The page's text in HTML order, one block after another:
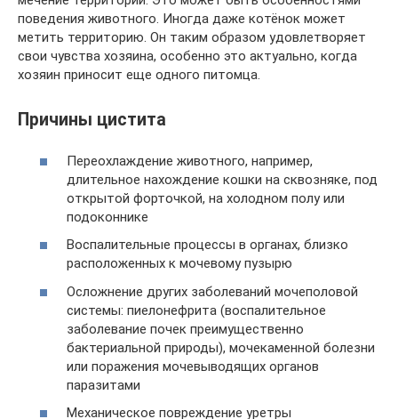
поведения животного. Иногда даже котёнок может
метить территорию. Он таким образом удовлетворяет
свои чувства хозяина, особенно это актуально, когда
хозяин приносит еще одного питомца.
Причины цистита
Переохлаждение животного, например,
длительное нахождение кошки на сквозняке, под
открытой форточкой, на холодном полу или
подоконнике
Воспалительные процессы в органах, близко
расположенных к мочевому пузырю
Осложнение других заболеваний мочеполовой
системы: пиелонефрита (воспалительное
заболевание почек преимущественно
бактериальной природы), мочекаменной болезни
или поражения мочевыводящих органов
паразитами
Механическое повреждение уретры